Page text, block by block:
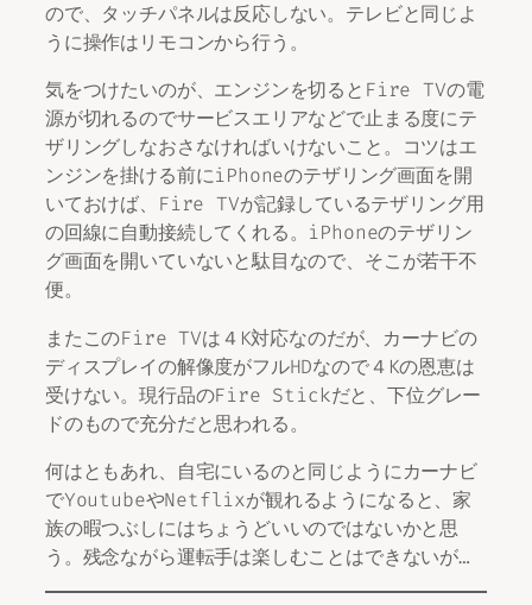
ので、タッチパネルは反応しない。テレビと同じよ
うに操作はリモコンから行う。
気をつけたいのが、エンジンを切るとFire TVの電
源が切れるのでサービスエリアなどで止まる度にテ
ザリングしなおさなければいけないこと。コツはエ
ンジンを掛ける前にiPhoneのテザリング画面を開
いておけば、Fire TVが記録しているテザリング用
の回線に自動接続してくれる。iPhoneのテザリン
グ画面を開いていないと駄目なので、そこが若干不
便。
またこのFire TVは４K対応なのだが、カーナビの
ディスプレイの解像度がフルHDなので４Kの恩恵は
受けない。現行品のFire Stickだと、下位グレー
ドのもので充分だと思われる。
何はともあれ、自宅にいるのと同じようにカーナビ
でYoutubeやNetflixが観れるようになると、家
族の暇つぶしにはちょうどいいのではないかと思
う。残念ながら運転手は楽しむことはできないが…